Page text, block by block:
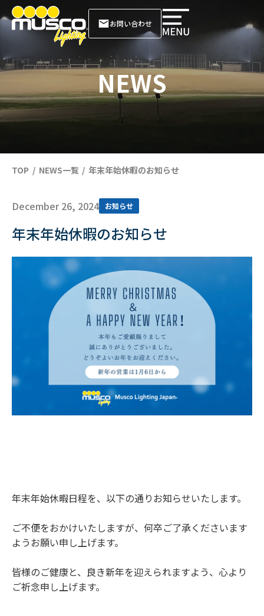
お問い合わせ
NEWS
TOP NEWS一覧 年末年始休暇のお知らせ
December 26, 2024 お知らせ
年末年始休暇のお知らせ
年末年始休暇日程を、以下の通りお知らせいたします。
ご不便をおかけいたしますが、何卒ご了承くださいます
ようお願い申し上げます。
皆様のご健康と、良き新年を迎えられますよう、心より
ご祈念申し上げます。